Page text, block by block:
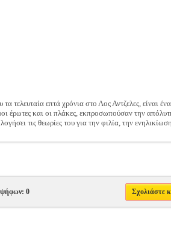
επτά χρόνια στο Λος Αντζελες, είναι
έρωτες και οι πλάκες, εκπροσωπούσαν την
τις θεωρίες του για την φιλία, την
0 Σχολιάστε